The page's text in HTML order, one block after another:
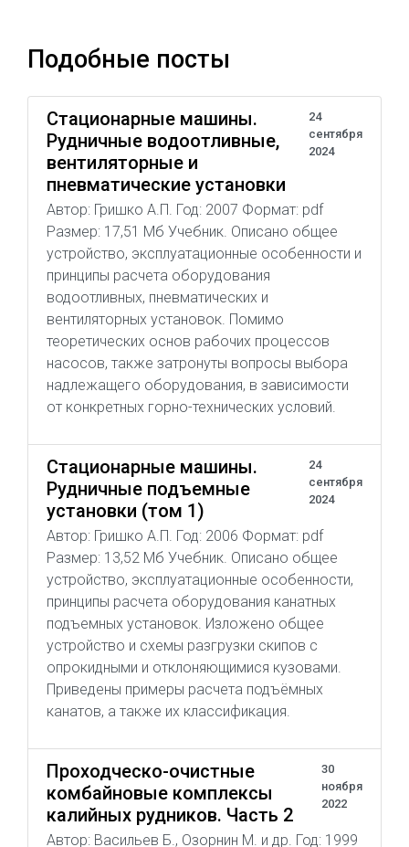
Подобные посты
Стационарные машины.
Рудничные водоотливные,
вентиляторные и
пневматические установки
24
сентября
2024
Автор: Гришко А.П. Год: 2007 Формат: pdf
Размер: 17,51 Мб Учебник. Описано общее
устройство, эксплуатационные особенности и
принципы расчета оборудования
водоотливных, пневматических и
вентиляторных установок. Помимо
теоретических основ рабочих процессов
насосов, также затронуты вопросы выбора
надлежащего оборудования, в зависимости
от конкретных горно-технических условий.
Стационарные машины.
Рудничные подъемные
установки (том 1)
24
сентября
2024
Автор: Гришко А.П. Год: 2006 Формат: pdf
Размер: 13,52 Мб Учебник. Описано общее
устройство, эксплуатационные особенности,
принципы расчета оборудования канатных
подъемных установок. Изложено общее
устройство и схемы разгрузки скипов с
опрокидными и отклоняющимися кузовами.
Приведены примеры расчета подъёмных
канатов, а также их классификация.
Проходческо-очистные
комбайновые комплексы
калийных рудников. Часть 2
30
ноября
2022
Автор: Васильев Б., Озорнин М. и др. Год: 1999